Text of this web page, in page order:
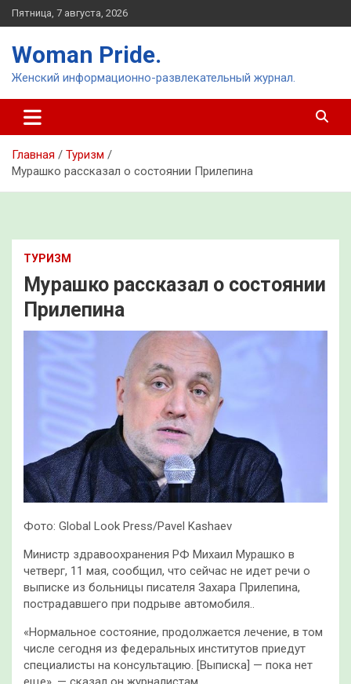
Перейти
к
Пятница, 7 августа, 2026
Woman Pride.
Женский информационно-развлекательный журнал.
Главная
Туризм
Мурашко рассказал о состоянии Прилепина
ТУРИЗМ
Мурашко рассказал о состоянии
Прилепина
Фото: Global Look Press/Pavel Kashaev
Министр здравоохранения РФ Михаил Мурашко в
четверг, 11 мая, сообщил, что сейчас не идет речи о
выписке из больницы писателя Захара Прилепина,
пострадавшего при подрыве автомобиля..
«Нормальное состояние, продолжается лечение, в том
числе сегодня из федеральных институтов приедут
специалисты на консультацию. [Выписка] — пока нет